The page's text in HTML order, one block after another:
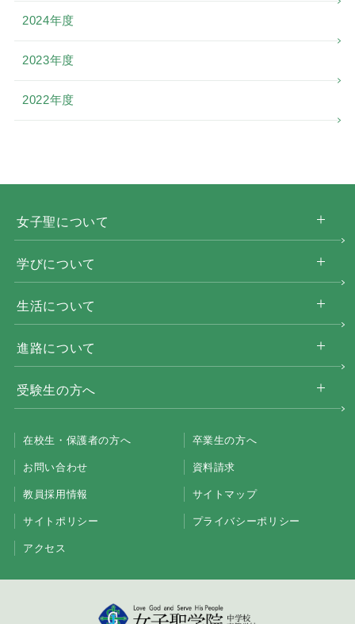
2024年度
2023年度
2022年度
女子聖について
学びについて
生活について
進路について
受験生の方へ
在校生・保護者の方へ 卒業生の方へ
お問い合わせ 資料請求
教員採用情報 サイトマップ
サイトポリシー プライバシーポリシー
アクセス